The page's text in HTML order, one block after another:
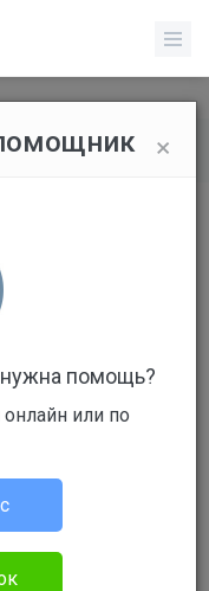
×
помощь?
или по